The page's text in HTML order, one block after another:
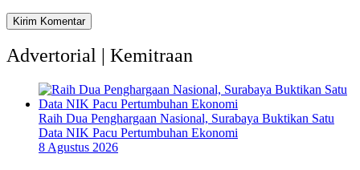
Advertorial | Kemitraan
Raih Dua Penghargaan Nasional, Surabaya Buktikan Satu
Data NIK Pacu Pertumbuhan Ekonomi
8 Agustus 2026